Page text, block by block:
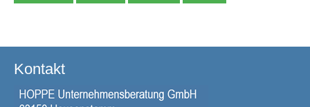
Kontakt